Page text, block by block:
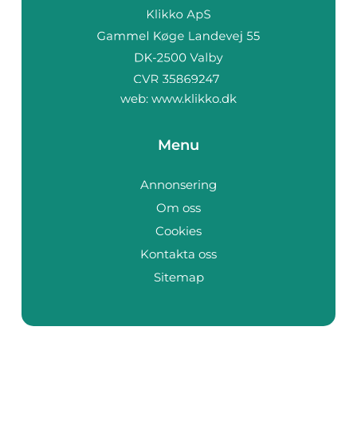
web: www.klikko.dk
Menu
Annonsering
Om oss
Cookies
Kontakta oss
Sitemap